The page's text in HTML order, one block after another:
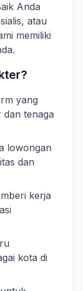
Anda
atau
memiliki
yang
tenaga
lowongan
dan
kerja
kota di